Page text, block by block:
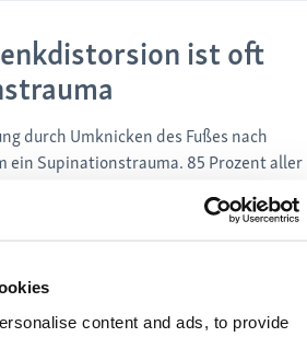
content and ads, to provide
ist oft
durch Umknicken des Fußes nach
ein Supinationstrauma. 85 Prozent aller
als Supinationstrauma.1 Weitere
entstehen können, sind zum
häufig betroffen.